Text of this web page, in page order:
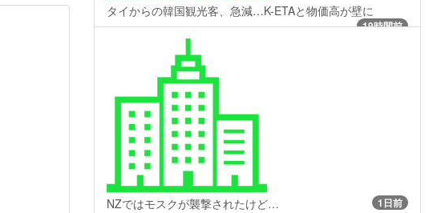
タイからの韓国観光客、急減…K-ETAと物価高が壁に
19時間前
NZではモスクが襲撃されたけど… 1日前